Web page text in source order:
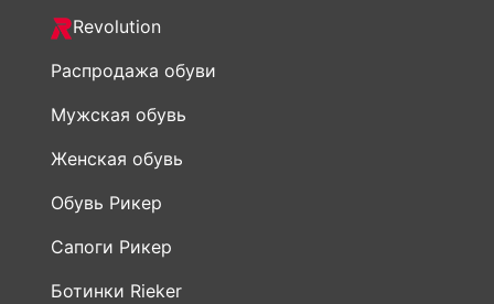
Revolution
Распродажа обуви
Мужская обувь
Женская обувь
Обувь Рикер
Сапоги Рикер
Ботинки Rieker